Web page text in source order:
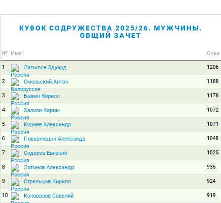
КУБОК СОДРУЖЕСТВА 2025/26. МУЖЧИНЫ.
ОБЩИЙ ЗАЧЕТ
№ Имя Очки
1 Латыпов Эдуард 1206
2 Смольский Антон 1188
3 Бажин Кирилл 1178
4 Халили Карим 1072
5 Корнев Александр 1071
6 Поварницын Александр 1048
7 Сидоров Евгений 1025
8 Логинов Александр 935
9 Стрельцов Кирилл 924
10 Коновалов Савелий 919